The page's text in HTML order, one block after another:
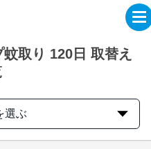
取り 120日 取替え
選ぶ